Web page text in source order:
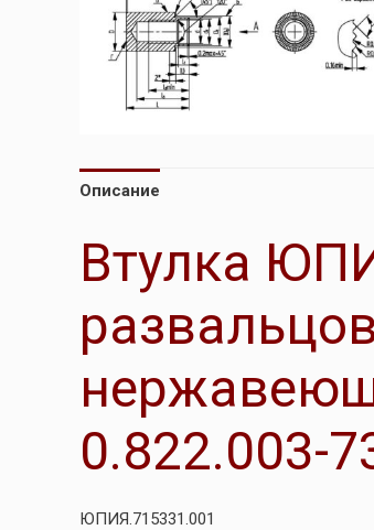
Описание
Втулка
0.822.003-
ЮПИЯ.715331.001